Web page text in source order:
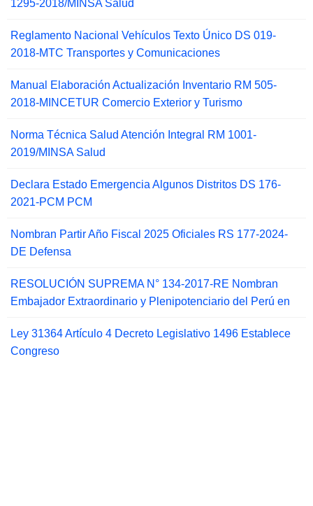
1295-2018/MINSA Salud
Reglamento Nacional Vehículos Texto Único DS 019-
2018-MTC Transportes y Comunicaciones
Manual Elaboración Actualización Inventario RM 505-
2018-MINCETUR Comercio Exterior y Turismo
Norma Técnica Salud Atención Integral RM 1001-
2019/MINSA Salud
Declara Estado Emergencia Algunos Distritos DS 176-
2021-PCM PCM
Nombran Partir Año Fiscal 2025 Oficiales RS 177-2024-
DE Defensa
RESOLUCIÓN SUPREMA N° 134-2017-RE Nombran
Embajador Extraordinario y Plenipotenciario del Perú en
Ley 31364 Artículo 4 Decreto Legislativo 1496 Establece
Congreso